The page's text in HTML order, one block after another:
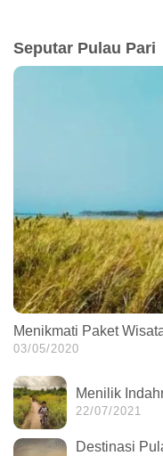
Seputar Pulau Pari
Menikmati Paket
03/05/2020
Menilik
22/07/2021
Destinasi